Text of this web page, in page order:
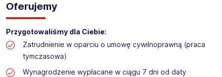
Oferujemy
Przygotowaliśmy dla Ciebie:
Zatrudnienie w oparciu o umowę cywilnoprawną (praca
tymczasowa)
Wynagrodzenie wypłacane w ciągu 7 dni od daty